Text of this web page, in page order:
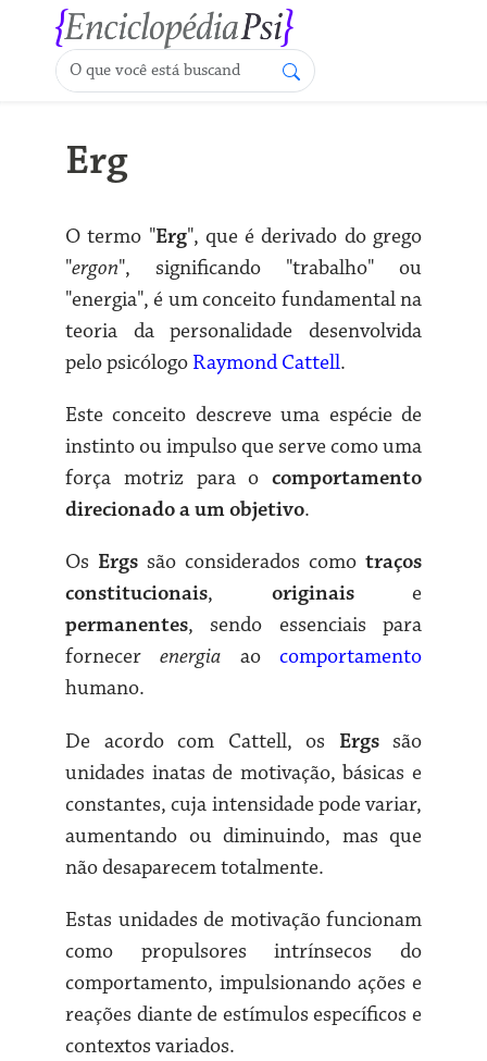
Erg
O termo "Erg", que é derivado do grego
"ergon", significando "trabalho" ou
"energia", é um conceito fundamental na
teoria da personalidade desenvolvida
pelo psicólogo Raymond Cattell.
Este conceito descreve uma espécie de
instinto ou impulso que serve como uma
força motriz para o comportamento
direcionado a um objetivo.
Os Ergs são considerados como traços
constitucionais, originaise
permanentes, sendo essenciais para
fornecerenergia aocomportamento
humano.
De acordo com Cattell, os Ergssão
unidades inatas de motivação, básicas e
constantes, cuja intensidade pode variar,
aumentando ou diminuindo, mas que
não desaparecem totalmente.
Estas unidades de motivação funcionam
como propulsores intrínsecos do
comportamento, impulsionando ações e
reações diante de estímulos específicos e
contextos variados.